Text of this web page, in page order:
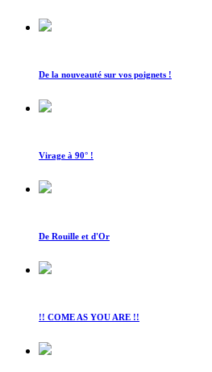
De la nouveauté sur vos poignets !
Virage à 90° !
De Rouille et d'Or
!! COME AS YOU ARE !!